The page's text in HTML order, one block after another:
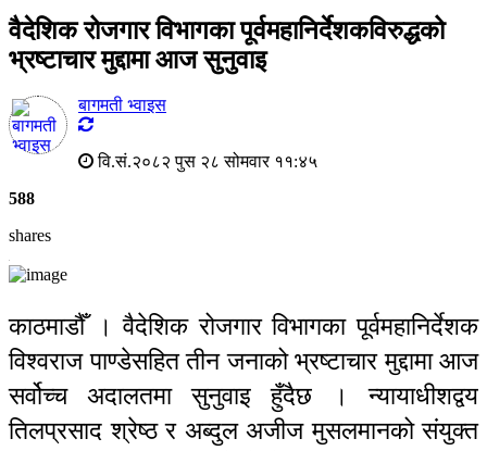
वैदेशिक रोजगार विभागका पूर्वमहानिर्देशकविरुद्धको
भ्रष्टाचार मुद्दामा आज सुनुवाइ
बागमती भ्वाइस
वि.सं.२०८२ पुस २८ सोमवार ११:४५
588
shares
काठमाडौँ । वैदेशिक रोजगार विभागका पूर्वमहानिर्देशक
विश्वराज पाण्डेसहित तीन जनाको भ्रष्टाचार मुद्दामा आज
सर्वोच्च अदालतमा सुनुवाइ हुँदैछ । न्यायाधीशद्वय
तिलप्रसाद श्रेष्ठ र अब्दुल अजीज मुसलमानको संयुक्त